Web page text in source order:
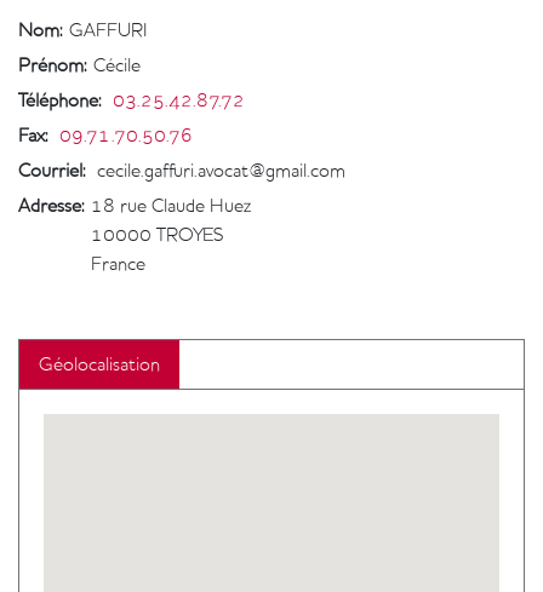
Nom: GAFFURI
Prénom: Cécile
Téléphone: 03.25.42.87.72
Fax: 09.71.70.50.76
Courriel: cecile.gaffuri.avocat@gmail.com
Adresse: 18 rue Claude Huez
10000 TROYES
France
Géolocalisation